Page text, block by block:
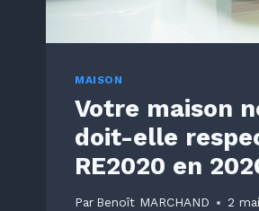
MAISON
Votre maison
doit-elle
RE2020 en
Par Benoît MARCHAND 2